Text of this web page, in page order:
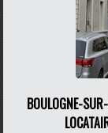
BOULOGNE-